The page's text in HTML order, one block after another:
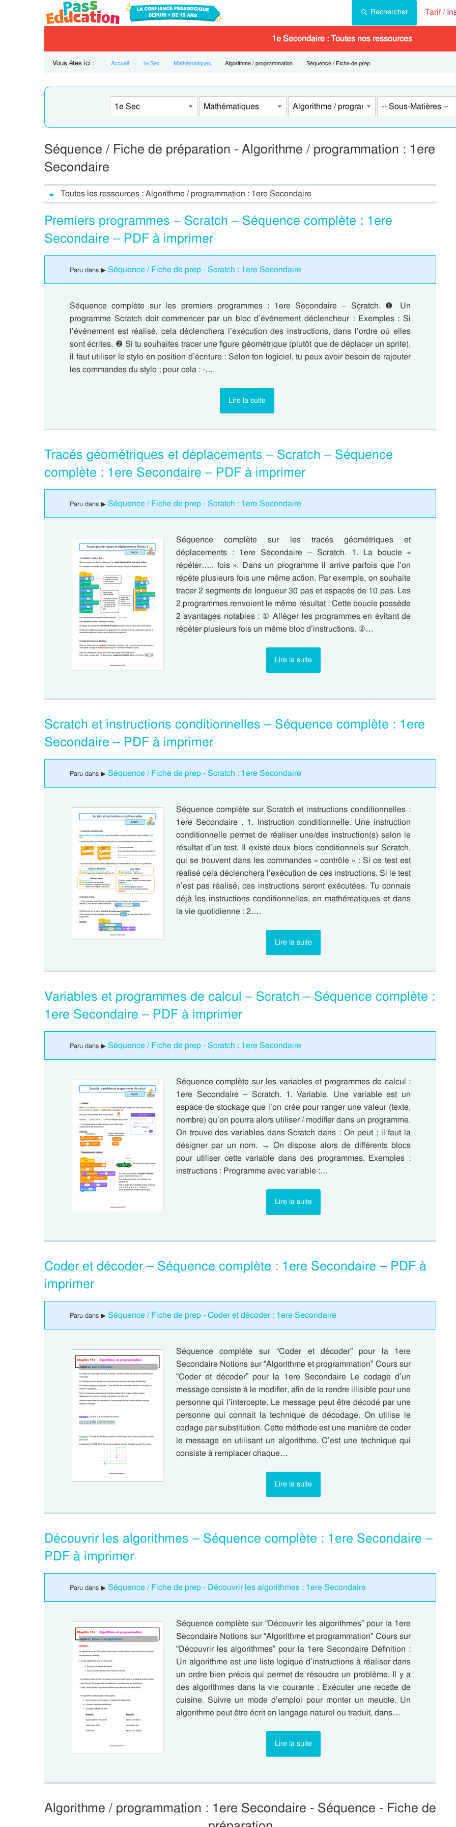
Rechercher Tarif /
1e Secondaire : Toutes nos ressources
Vous êtes ici : Accueil 1e Sec Mathématiques Current:
Algorithme / programmation Current:
Séquence / Fiche de prep
Séquence / Fiche de préparation - Algorithme / programmation : 1ere
Secondaire
Toutes les ressources : Algorithme / programmation : 1ere Secondaire
Premiers programmes – Scratch – Séquence complète : 1ere
Secondaire – PDF à imprimer
Paru dans ▶ Séquence / Fiche de prep - Scratch : 1ere Secondaire
Séquence complète sur les premiers programmes : 1ere Secondaire – Scratch. ❶ Un
programme Scratch doit commencer par un bloc d’événement déclencheur : Exemples : Si
l’événement est réalisé, cela déclenchera l’exécution des instructions, dans l’ordre où elles
sont écrites. ❷ Si tu souhaites tracer une figure géométrique (plutôt que de déplacer un sprite),
il faut utiliser le stylo en position d’écriture : Selon ton logiciel, tu peux avoir besoin de rajouter
les commandes du stylo ; pour cela : -…
Lire la suite
Tracés géométriques et déplacements – Scratch – Séquence
complète : 1ere Secondaire – PDF à imprimer
Paru dans ▶ Séquence / Fiche de prep - Scratch : 1ere Secondaire
Séquence complète sur les tracés géométriques et
déplacements : 1ere Secondaire – Scratch. 1. La boucle «
répéter….. fois ». Dans un programme il arrive parfois que l’on
répète plusieurs fois une même action. Par exemple, on souhaite
tracer 2 segments de longueur 30 pas et espacés de 10 pas. Les
2 programmes renvoient le même résultat : Cette boucle possède
2 avantages notables : ① Alléger les programmes en évitant de
répéter plusieurs fois un même bloc d’instructions. ②…
Lire la suite
Scratch et instructions conditionnelles – Séquence complète : 1ere
Secondaire – PDF à imprimer
Paru dans ▶ Séquence / Fiche de prep - Scratch : 1ere Secondaire
Séquence complète sur Scratch et instructions conditionnelles :
1ere Secondaire . 1. Instruction conditionnelle. Une instruction
conditionnelle permet de réaliser une/des instruction(s) selon le
résultat d’un test. Il existe deux blocs conditionnels sur Scratch,
qui se trouvent dans les commandes « contrôle » : Si ce test est
réalisé cela déclenchera l’exécution de ces instructions. Si le test
n’est pas réalisé, ces instructions seront exécutées. Tu connais
déjà les instructions conditionnelles, en mathématiques et dans
la vie quotidienne : 2….
Lire la suite
Variables et programmes de calcul – Scratch – Séquence complète :
1ere Secondaire – PDF à imprimer
Paru dans ▶ Séquence / Fiche de prep - Scratch : 1ere Secondaire
Séquence complète sur les variables et programmes de calcul :
1ere Secondaire – Scratch. 1. Variable. Une variable est un
espace de stockage que l’on crée pour ranger une valeur (texte,
nombre) qu’on pourra alors utiliser / modifier dans un programme.
On trouve des variables dans Scratch dans : On peut ; il faut la
désigner par un nom. → On dispose alors de différents blocs
pour utiliser cette variable dans des programmes. Exemples :
instructions : Programme avec variable :…
Lire la suite
Coder et décoder – Séquence complète : 1ere Secondaire – PDF à
imprimer
Paru dans ▶ Séquence / Fiche de prep - Coder et décoder : 1ere Secondaire
Séquence complète sur “Coder et décoder” pour la 1ere
Secondaire Notions sur “Algorithme et programmation” Cours sur
“Coder et décoder” pour la 1ere Secondaire Le codage d’un
message consiste à le modifier, afin de le rendre illisible pour une
personne qui l’intercepte. Le message peut être décodé par une
personne qui connait la technique de décodage. On utilise le
codage par substitution. Cette méthode est une manière de coder
le message en utilisant un algorithme. C’est une technique qui
consiste à remplacer chaque…
Lire la suite
Découvrir les algorithmes – Séquence complète : 1ere Secondaire –
PDF à imprimer
Paru dans ▶ Séquence / Fiche de prep - Découvrir les algorithmes : 1ere Secondaire
Séquence complète sur “Découvrir les algorithmes” pour la 1ere
Secondaire Notions sur “Algorithme et programmation” Cours sur
“Découvrir les algorithmes” pour la 1ere Secondaire Définition :
Un algorithme est une liste logique d’instructions à réaliser dans
un ordre bien précis qui permet de résoudre un problème. Il y a
des algorithmes dans la vie courante : Exécuter une recette de
cuisine. Suivre un mode d’emploi pour monter un meuble. Un
algorithme peut être écrit en langage naturel ou traduit, dans…
Lire la suite
Algorithme / programmation : 1ere Secondaire - Séquence - Fiche de